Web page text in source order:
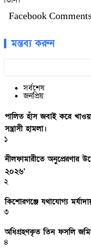
Facebook
মন্তব্য করুন
সর্বশেষ
জনপ্রিয়
পালিত হাঁস জবাই করে
সন্ত্রাসী হামলা।
১
নীলফামারীতে অনুপ্রেরণার
২০২৬’
২
কিশোরগঞ্জে যথাযোগ্য
৩
অধিগ্রহণকৃত তিন ফসলি
৪